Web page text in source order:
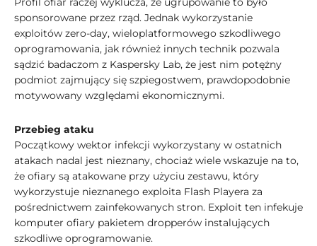
sponsorowane przez rząd. Jednak wykorzystanie
exploitów zero-day, wieloplatformowego szkodliwego
oprogramowania, jak również innych technik pozwala
sądzić badaczom z Kaspersky Lab, że jest nim potężny
podmiot zajmujący się szpiegostwem, prawdopodobnie
motywowany względami ekonomicznymi.
Przebieg ataku
Początkowy wektor infekcji wykorzystany w ostatnich
atakach nadal jest nieznany, chociaż wiele wskazuje na to,
że ofiary są atakowane przy użyciu zestawu, który
wykorzystuje nieznanego exploita Flash Playera za
pośrednictwem zainfekowanych stron. Exploit ten infekuje
komputer ofiary pakietem dropperów instalujących
szkodliwe oprogramowanie.